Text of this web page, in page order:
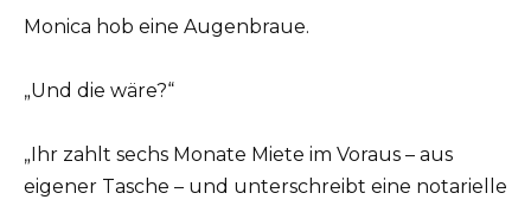
Monica hob eine Augenbraue.
„Und die wäre?“
„Ihr zahlt sechs Monate Miete im Voraus – aus
eigener Tasche – und unterschreibt eine notarielle